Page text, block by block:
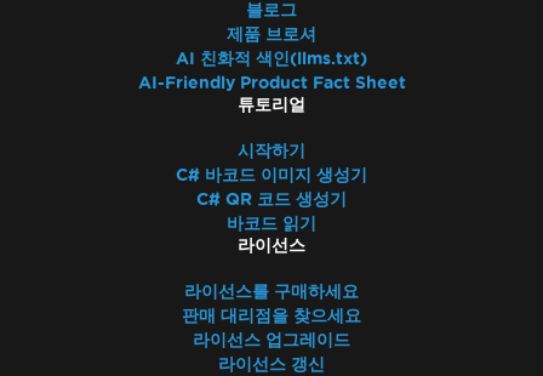
블로그
제품 브로셔
AI 친화적 색인(llms.txt)
AI-Friendly Product Fact Sheet
튜토리얼
시작하기
C# 바코드 이미지 생성기
C# QR 코드 생성기
바코드 읽기
라이선스
라이선스를 구매하세요
판매 대리점을 찾으세요
라이선스 업그레이드
라이선스 갱신